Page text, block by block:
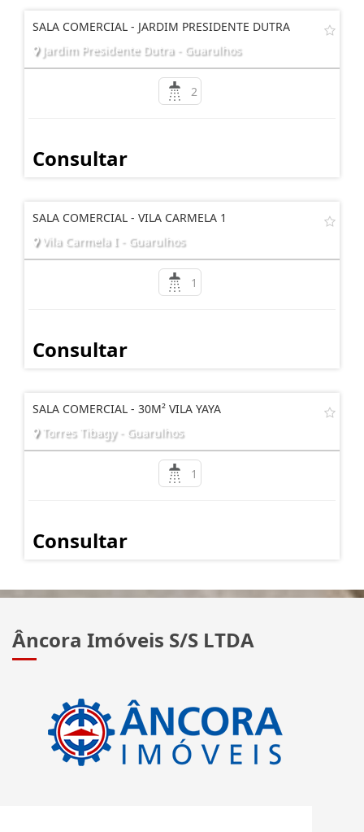
SALA COMERCIAL - JARDIM PRESIDENTE DUTRA
Jardim Presidente Dutra - Guarulhos
2
Consultar
SALA COMERCIAL - VILA CARMELA 1
Vila Carmela I - Guarulhos
1
Consultar
SALA COMERCIAL - 30M² VILA YAYA
Torres Tibagy - Guarulhos
1
Consultar
Âncora Imóveis S/S LTDA